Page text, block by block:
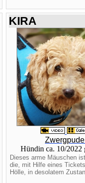
KIRA
Hündin ca. 10/2022
Dieses arme Mäuschen
die, mit Hilfe eines
Hölle, in desolatem